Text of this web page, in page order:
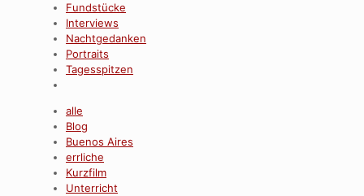
Fundstücke
Interviews
Nachtgedanken
Portraits
Tagesspitzen
alle
Blog
Buenos Aires
errliche
Kurzfilm
Unterricht